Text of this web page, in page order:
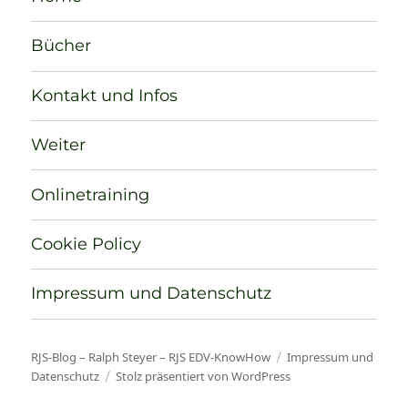
Bücher
Kontakt und Infos
Weiter
Onlinetraining
Cookie Policy
Impressum und Datenschutz
RJS-Blog – Ralph Steyer – RJS EDV-KnowHow
Impressum und
Datenschutz
Stolz präsentiert von WordPress